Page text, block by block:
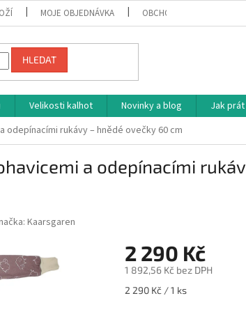
MOJE OBJEDNÁVKA OBCHODNÍ PODMÍNKY
HLEDAT
Velikosti kalhot Novinky a blog Jak
odepínacími rukávy – hnědé ovečky 60 cm
a odepínacími
Kaarsgaren
2 290 Kč
1 892,56 Kč bez DPH
Měrná
2 290 Kč / 1 ks